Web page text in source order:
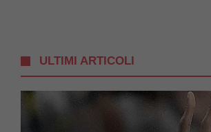
ULTIMI ARTICOLI